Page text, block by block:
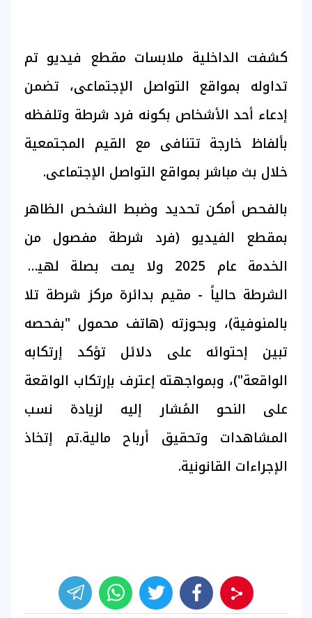
كشفت الداخلية ملابسات مقطع فيديو تم
تداوله بمواقع التواصل الإجتماعى، تضمن
إدعاء أحد الأشخاص بكونه فرد شرطة وتلفظه
بألفاظ خارجة تتنافى مع القيم المجتمعية
خلال بث مباشر بمواقع التواصل الإجتماعى.
بالفحص أمكن تحديد وضبط الشخص الظاهر
بمقطع الفيديو (فرد شرطة مفصول من
الخدمة عام 2025 ولا يمت بصلة لهيئة
الشرطة حالياً - مقيم بدائرة مركز شرطة تلا
بالمنوفية)، وبحوزته (هاتف محمول "بفحصه
تبين إحتوائه على دلائل تؤكد إرتكابه
الواقعة")، وبمواجهته إعترف بإرتكاب الواقعة
على النحو المُشار إليه لزيادة نسب
المشاهدات وتحقيق أرباح مالية.تم إتخاذ
الإجراءات القانونية.